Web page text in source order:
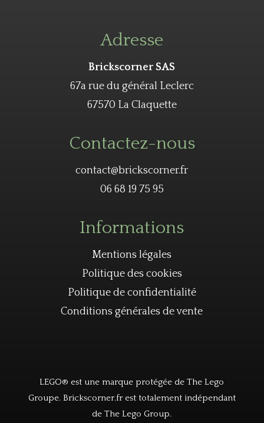
Adresse
Brickscorner SAS
67a rue du général Leclerc
67570 La Claquette
Contactez-nous
contact@brickscorner.fr
06 68 19 75 95
Informations
Mentions légales
Politique des cookies
Politique de confidentialité
Conditions générales de vente
LEGO® est une marque protégée de The Lego
Groupe. Brickscorner.fr est totalement indépendant
de The Lego Group.